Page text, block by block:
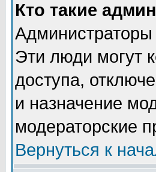
Кто такие
Эти люди могут
доступа,
и назначение
модераторские
Вернуться к